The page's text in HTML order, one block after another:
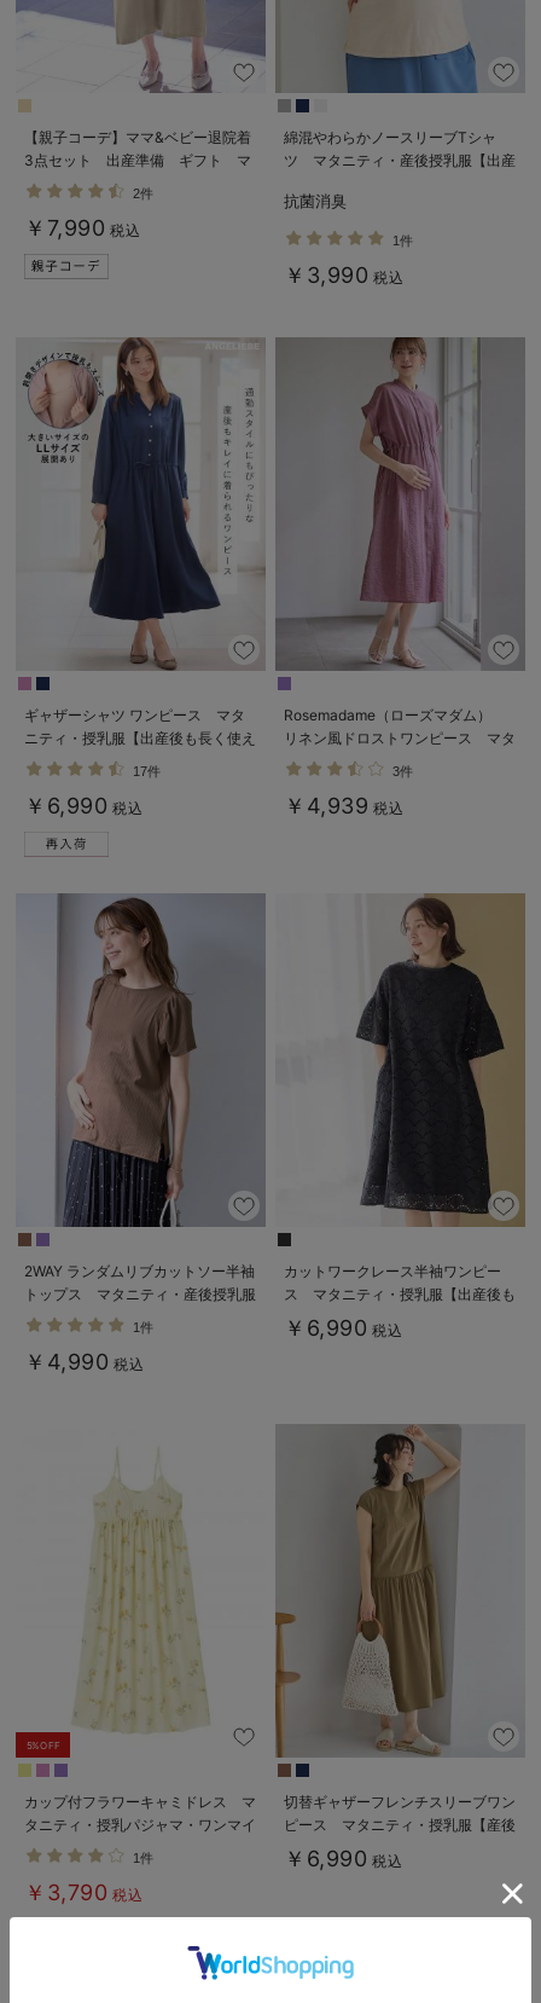
【親子コーデ】ママ&ベビー退院着
3点セット 出産準備 ギフト マ
タニティ・産後【出産後も長く使え
2件
￥7,990 税込
綿混やわらかノースリーブTシャ
ツ マタニティ・産後授乳服【出産
抗菌消臭
1件
￥3,990 税込
ギャザーシャツ ワンピース マタ
ニティ・授乳服【出産後も長く使え
る】
17件
￥6,990 税込
Rosemadame（ローズマダム）
リネン風ドロストワンピース マタ
ニティ・産後授乳服【出産後も長く
3件
￥4,939 税込
2WAY ランダムリブカットソー半袖
トップス マタニティ・産後授乳服
【出産後も長く使える】
1件
￥4,990 税込
カットワークレース半袖ワンピー
ス マタニティ・授乳服【出産後も
長く着られる】
￥6,990 税込
5%OFF
カップ付フラワーキャミドレス マ
タニティ・授乳パジャマ・ワンマイ
ル・ホームウェア・大きいサイズ
1件
￥3,790 税込
切替ギャザーフレンチスリーブワン
ピース マタニティ・授乳服【産後
も長く着られる】
￥6,990 税込